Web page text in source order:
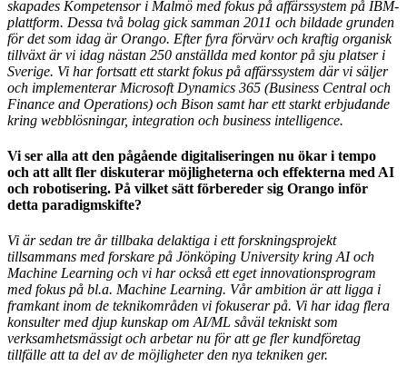
skapades Kompetensor i Malmö med fokus på affärssystem på IBM-
plattform. Dessa två bolag gick samman 2011 och bildade grunden
för det som idag är Orango. Efter fyra förvärv och kraftig organisk
tillväxt är vi idag nästan 250 anställda med kontor på sju platser i
Sverige. Vi har fortsatt ett starkt fokus på affärssystem där vi säljer
och implementerar Microsoft Dynamics 365 (Business Central och
Finance and Operations) och Bison samt har ett starkt erbjudande
kring webblösningar, integration och business intelligence.
Vi ser alla att den pågående digitaliseringen nu ökar i tempo
och att allt fler diskuterar möjligheterna och effekterna med AI
och robotisering. På vilket sätt förbereder sig Orango inför
detta paradigmskifte?
Vi är sedan tre år tillbaka delaktiga i ett forskningsprojekt
tillsammans med forskare på Jönköping University kring AI och
Machine Learning och vi har också ett eget innovationsprogram
med fokus på bl.a. Machine Learning. Vår ambition är att ligga i
framkant inom de teknikområden vi fokuserar på. Vi har idag flera
konsulter med djup kunskap om AI/ML såväl tekniskt som
verksamhetsmässigt och arbetar nu för att ge fler kundföretag
tillfälle att ta del av de möjligheter den nya tekniken ger.